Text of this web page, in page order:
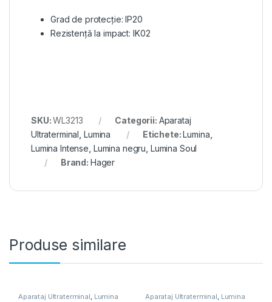
Grad de protecție: IP20
Rezistență la impact: IK02
SKU:WL3213 Categorii: Aparataj
Ultraterminal Lumina Etichete:Lumina
Lumina Intense Lumina negru Lumina Soul
Brand: Hager
Produse similare
Aparataj Ultraterminal, Lumina Aparataj Ultraterminal, Lumina